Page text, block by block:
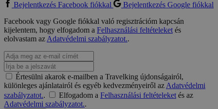
Bejelentkezés Facebook fiókkal
Bejelentkezés Google fiókkal
Facebook vagy Google fiókkal való regisztrációm kapcsán
kijelentem, hogy elfogadom a Felhasználási feltételeketés
elolvastam azAdatvédelmi szabályzatot..
Értesülni akarok e-mailben a Travelking újdonságairól,
különleges ajánlatairól és egyéb kedvezményeiről azAdatvédelmi
szabályzatot.. Elfogadom a Felhasználási feltételeketés az
Adatvédelmi szabályzatot..